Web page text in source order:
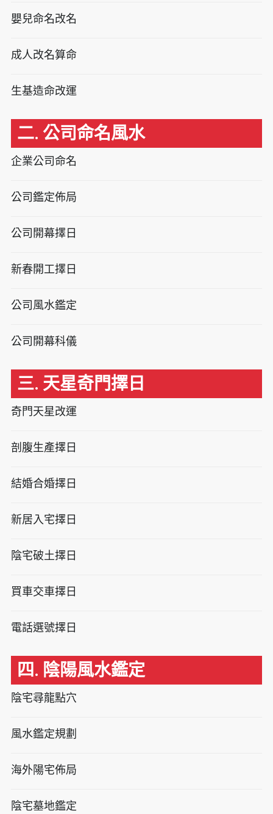
嬰兒命名改名
成人改名算命
生基造命改運
二. 公司命名風水
企業公司命名
公司鑑定佈局
公司開幕擇日
新春開工擇日
公司風水鑑定
公司開幕科儀
三. 天星奇門擇日
奇門天星改運
剖腹生產擇日
結婚合婚擇日
新居入宅擇日
陰宅破土擇日
買車交車擇日
電話選號擇日
四. 陰陽風水鑑定
陰宅尋龍點穴
風水鑑定規劃
海外陽宅佈局
陰宅墓地鑑定